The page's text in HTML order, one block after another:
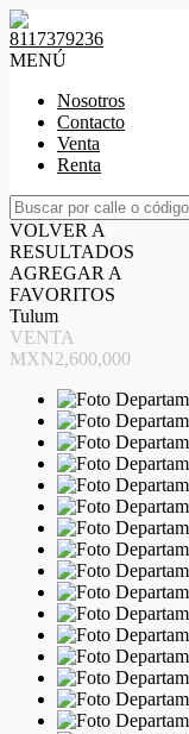
8117379236
MENÚ
Nosotros
Contacto
Venta
Renta
VOLVER A
RESULTADOS
AGREGAR A
FAVORITOS
Tulum
VENTA
MXN2,600,000